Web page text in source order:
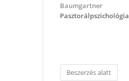
Baumgartner
Pasztorálpszichológia
Beszerzés alatt